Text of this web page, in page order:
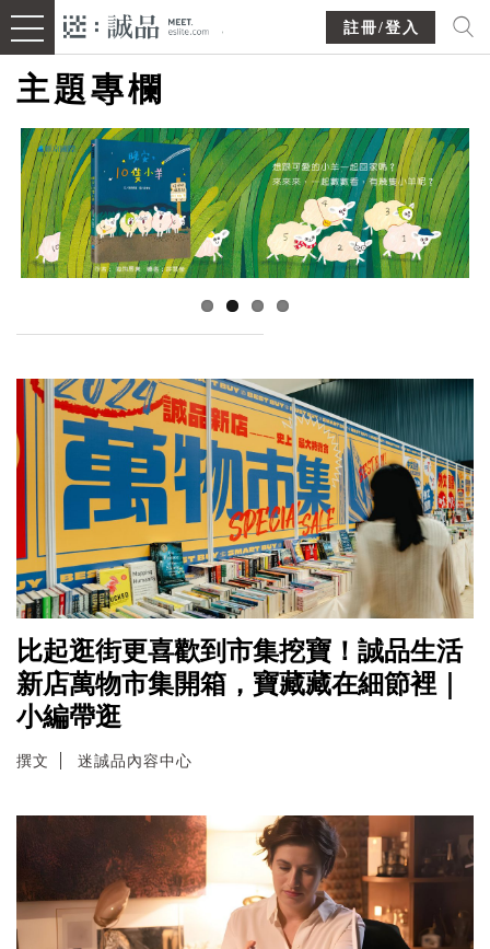
註冊/登入
主題專欄
比起逛街更喜歡到市集挖寶！誠品生活
新店萬物市集開箱，寶藏藏在細節裡｜
小編帶逛
撰文 迷誠品內容中心